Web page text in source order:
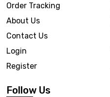
Order Tracking
About Us
Contact Us
Login
Register
Follow Us